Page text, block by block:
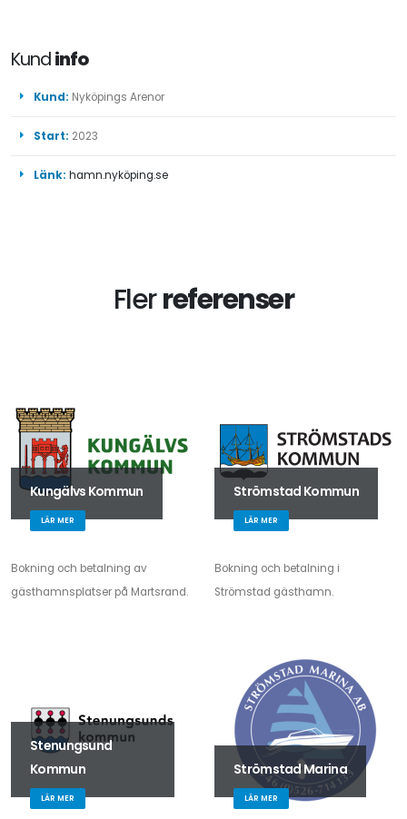
Kundinfo
Kund: Nyköpings Arenor
Start: 2023
Länk: hamn.nyköping.se
Flerreferenser
Kungälvs Kommun
LÄR MER
Bokning och betalning av
gästhamnsplatser på Martsrand.
Strömstad Kommun
LÄR MER
Bokning och betalning i
Strömstad gästhamn.
Stenungsund
Kommun
LÄR MER
Strömstad Marina
LÄR MER